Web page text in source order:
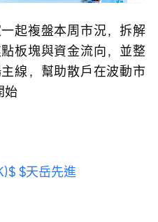
放
起複盤本周市況，拆解
板塊與資金流向，並整
線，幫助散戶在波動市
始
$天岳先進